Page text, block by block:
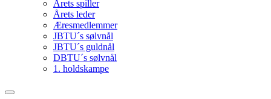
Årets spiller
Årets leder
Æresmedlemmer
JBTU´s sølvnål
JBTU´s guldnål
DBTU´s sølvnål
1. holdskampe